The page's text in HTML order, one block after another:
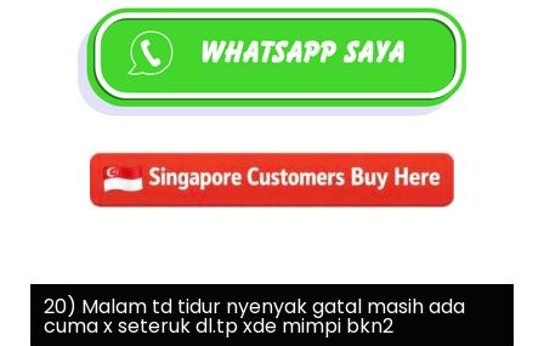
20) Malam td tidur nyenyak gatal masih ada
cuma x seteruk dl.tp xde mimpi bkn2